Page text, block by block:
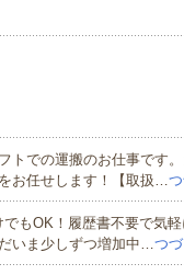
トでの運搬のお仕事です
お任せします！【取扱…
もOK！履歴書不要で気
いま少しずつ増加中…つ